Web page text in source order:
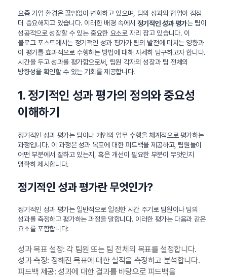
요즘 기업 환경은 끊임없이 변화하고 있으며, 팀의 성과와 협업이 점점
더 중요해지고 있습니다. 이러한 배경 속에서 정기적인 성과 평가는 팀이
성공적으로 성장할 수 있는 중요한 요소로 자리 잡고 있습니다. 이
블로그 포스트에서는 정기적인 성과 평가가 팀의 발전에 미치는 영향과
이 평가를 효과적으로 수행하는 방법에 대해 자세히 탐구하고자 합니다.
시간을 두고 성과를 평가함으로써, 팀원 각자의 성장과 팀 전체의
방향성을 확인할 수 있는 기회를 제공합니다.
1. 정기적인 성과 평가의 정의와 중요성
이해하기
정기적인 성과 평가는 팀이나 개인의 업무 수행을 체계적으로 평가하는
과정입니다. 이 과정은 성과 목표에 대한 피드백을 제공하고, 팀원들이
어떤 부분에서 잘하고 있는지, 혹은 개선이 필요한 부분이 무엇인지
명확히 제시합니다.
정기적인 성과 평가란 무엇인가?
정기적인 성과 평가는 일반적으로 일정한 시간 주기로 팀원이나 팀의
성과를 측정하고 평가하는 과정을 말합니다. 이러한 평가는 다음과 같은
요소를 포함합니다:
성과 목표 설정: 각 팀원 또는 팀 전체의 목표를 설정합니다.
성과 측정: 정해진 목표에 대한 실적을 측정하고 분석합니다.
피드백 제공: 성과에 대한 결과를 바탕으로 피드백을